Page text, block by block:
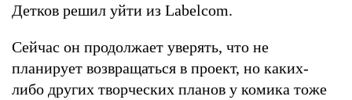
Детков решил уйти из Labelcom.
Сейчас он продолжает уверять, что не
планирует возвращаться в проект, но каких-
либо других творческих планов у комика тоже